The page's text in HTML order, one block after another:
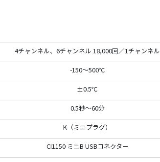
4チャンネル、 6チャンネル 18,000回／1チャンネル
-150～500℃
±0.5℃
0.5秒～60分
K（ミニプラグ）
CI1150 ミニB USBコネクター